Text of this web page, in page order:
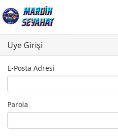
Üye Girişi
E-Posta Adresi
Parola